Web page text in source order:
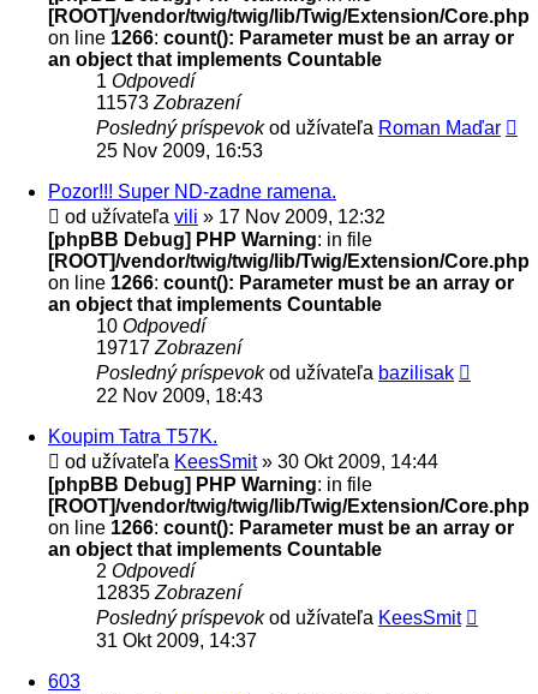
[ROOT]/vendor/twig/twig/lib/Twig/Extension/Core.php
on line 1266: count(): Parameter must be an array or
an object that implements Countable
1 Odpovedí
11573 Zobrazení
Posledný príspevokod užívateľa Roman Maďar
25 Nov 2009, 16:53
Pozor!!! Super ND-zadne ramena.
od užívateľa vili » 17 Nov 2009, 12:32
[phpBB Debug] PHP Warning: in file
[ROOT]/vendor/twig/twig/lib/Twig/Extension/Core.php
on line 1266: count(): Parameter must be an array or
an object that implements Countable
10 Odpovedí
19717 Zobrazení
Posledný príspevokod užívateľa bazilisak
22 Nov 2009, 18:43
Koupim Tatra T57K.
od užívateľa KeesSmit» 30 Okt 2009, 14:44
[phpBB Debug] PHP Warning: in file
[ROOT]/vendor/twig/twig/lib/Twig/Extension/Core.php
on line 1266: count(): Parameter must be an array or
an object that implements Countable
2 Odpovedí
12835 Zobrazení
Posledný príspevokod užívateľa KeesSmit
31 Okt 2009, 14:37
603